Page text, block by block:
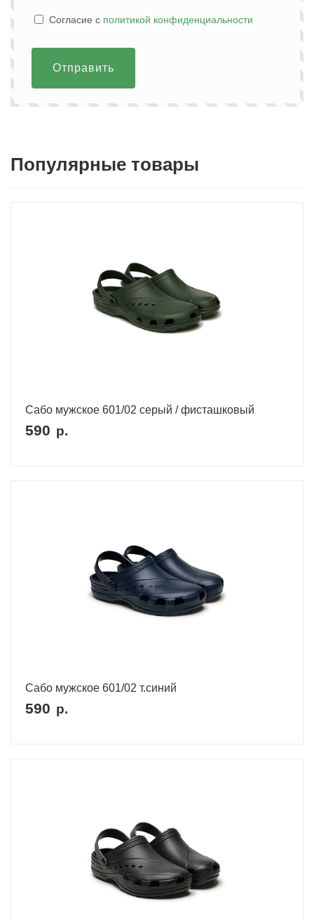
Cогласие с политикой конфиденциальности
Отправить
Популярные товары
Сабо мужское 601/02 серый / фисташковый
590 р.
Сабо мужское 601/02 т.синий
590 р.